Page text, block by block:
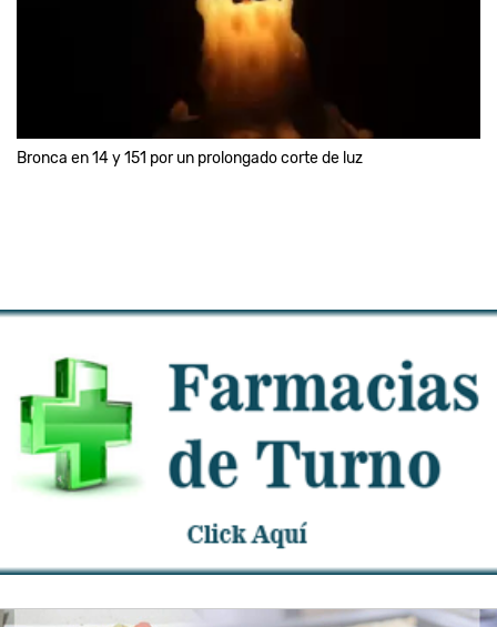
Bronca en 14 y 151 por un prolongado corte de luz